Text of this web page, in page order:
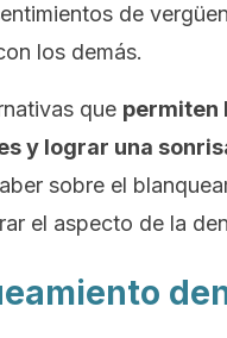
de
los demás.
que permiten
y lograr una
sobre el
el aspecto de la